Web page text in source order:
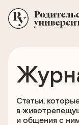
Статьи,
в
и общения с